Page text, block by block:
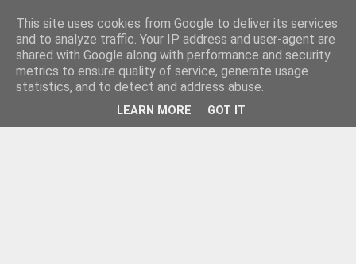
This site uses cookies from Google to deliver its services
and to analyze traffic. Your IP address and user-agent are
shared with Google along with performance and security
metrics to ensure quality of service, generate usage
statistics, and to detect and address abuse.
LEARN MORE GOT IT